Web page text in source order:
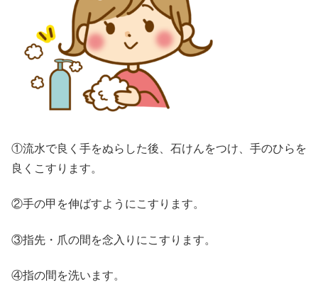
①流水で良く手をぬらした後、石けんをつけ、手のひらを
良くこすります。
②手の甲を伸ばすようにこすります。
③指先・爪の間を念入りにこすります。
④指の間を洗います。